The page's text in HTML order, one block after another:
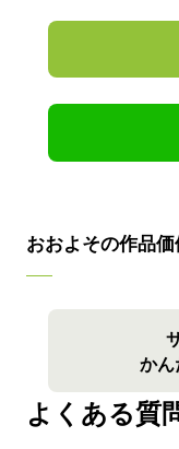
おおよその作品価
か
よくある質